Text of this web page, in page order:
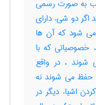
به صورت رسمی
اگر دو شیء دارای
می شود که آن ها
خصوصیاتی که با
، در واقع
حفظ می شوند نه
اشیاء دیگر در